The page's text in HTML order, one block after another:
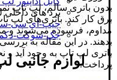
برد های داخلی
چیپ-ای سی-
جک-سوکت-
لوازم جانبی
بدون باتری سالم، لپ‌ تاپ
برق کار کند. باتری‌های لپ‌
مداوم، فرسوده می‌شوند و
بدهند. در این مقاله به
باتری لپ‌ تاپ به وجود آید و
پرداخت.